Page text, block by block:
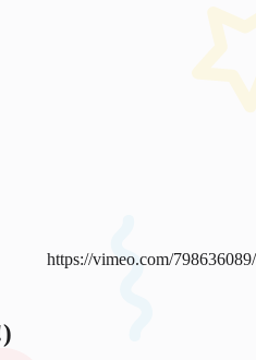
https://vimeo.com/